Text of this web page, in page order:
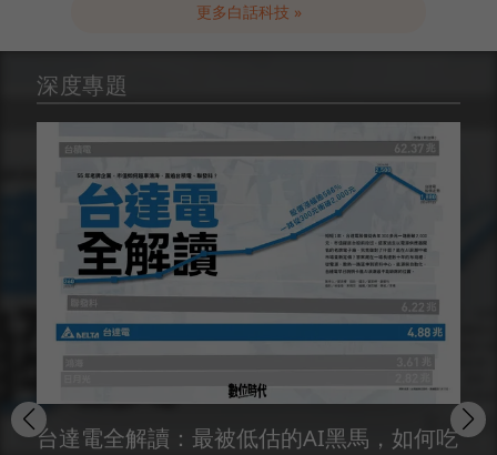
更多白話科技 »
深度專題
台達電全解讀：最被低估的AI黑馬，如何吃